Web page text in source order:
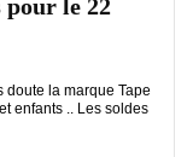
pour le 22
doute la marque Tape
enfants .. Les soldes